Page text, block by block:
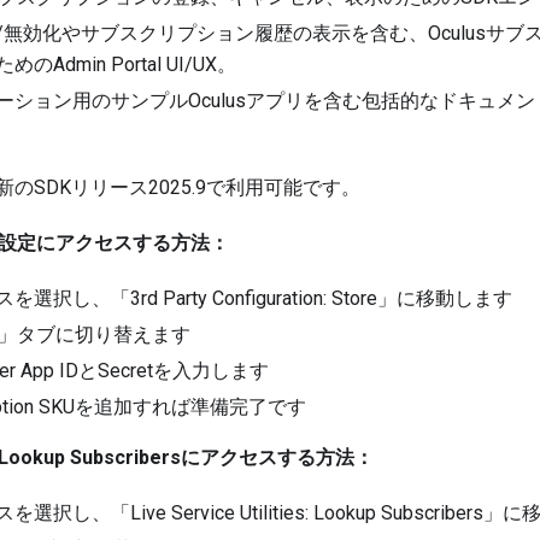
効化やサブスクリプション履歴の表示を含む、Oculusサブ
めのAdmin Portal UI/UX。
ション用のサンプルOculusアプリを含む包括的なドキュメ
のSDKリリース2025.9で利用可能です。
定にアクセスする方法：
を選択し、「3rd Party Configuration: Store」に移動します
タブに切り替えます
App IDとSecretを入力します
SKUを追加すれば準備完了です
Subscribersにアクセスする方法：
を選択し、「Live Service Utilities: Lookup Subscribers」に